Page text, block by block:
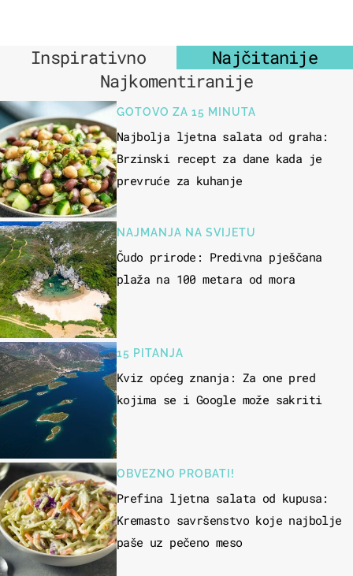
Inspirativno
Najčitanije
Najkomentiranije
GOTOVO ZA 15 MINUTA
Najbolja ljetna salata od graha:
Brzinski recept za dane kada je
prevruće za kuhanje
NAJMANJA NA SVIJETU
Čudo prirode: Predivna pješčana
plaža na 100 metara od mora
15 PITANJA
Kviz općeg znanja: Za one pred
kojima se i Google može sakriti
OBVEZNO PROBATI!
Prefina ljetna salata od kupusa:
Kremasto savršenstvo koje najbolje
paše uz pečeno meso